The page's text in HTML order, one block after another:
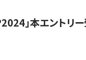
」本エントリ